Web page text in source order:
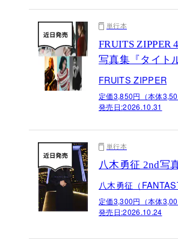
単行本
FRUITS ZIPPER
写真集『タイト
FRUITS ZIPPER
定価3,850円（本体
発売日:2026.10.31
単行本
八木勇征 2nd写
八木勇征（
定価3,300円（本体
発売日:2026.10.24